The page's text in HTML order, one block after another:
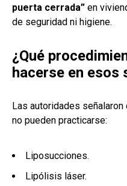
puerta cerrada” en
de seguridad ni higiene.
¿Qué
hacerse en esos
Las autoridades
no pueden practicarse:
Liposucciones.
Lipólisis láser.